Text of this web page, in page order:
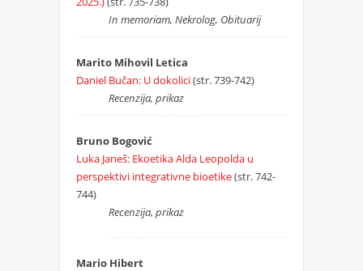
In memoriam, Nekrolog, Obituarij
Marito Mihovil Letica
Daniel Bučan: U dokolici(str. 739-742)
Recenzija, prikaz
Bruno Bogović
Luka Janeš: Ekoetika Alda Leopolda u
perspektivi integrativne bioetike(str. 742-
744)
Recenzija, prikaz
Mario Hibert